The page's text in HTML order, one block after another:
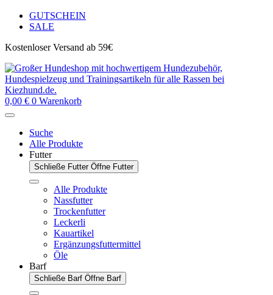
GUTSCHEIN
SALE
Kostenloser Versand ab 59€
0,00 € 0 Warenkorb
Suche
Alle Produkte
Futter
Schließe Futter Öffne Futter
Alle Produkte
Nassfutter
Trockenfutter
Leckerli
Kauartikel
Ergänzungsfuttermittel
Öle
Barf
Schließe Barf Öffne Barf